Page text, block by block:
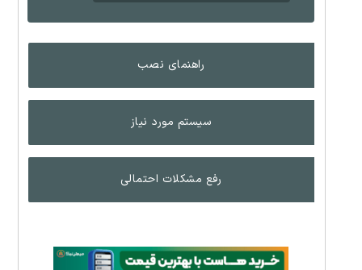
راهنمای نصب
سیستم مورد نیاز
رفع مشکلات احتمالی